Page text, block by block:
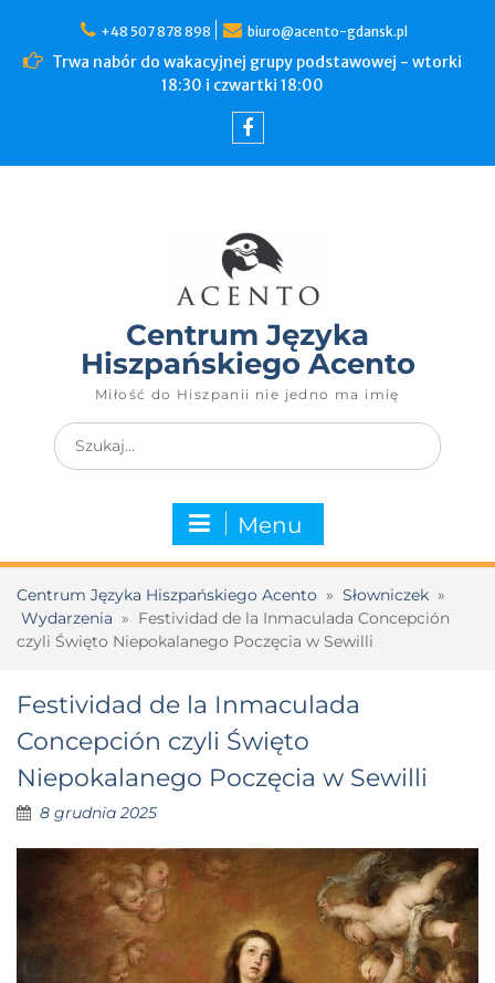
+48 507 878 898 biuro@acento-gdansk.pl
Trwa nabór do wakacyjnej grupy podstawowej - wtorki
18:30 i czwartki 18:00
Centrum Języka
Hiszpańskiego Acento
Miłość do Hiszpanii nie jedno ma imię
Menu
Centrum Języka Hiszpańskiego Acento » Słowniczek »
Wydarzenia » Festividad de la Inmaculada Concepción
czyli Święto Niepokalanego Poczęcia w Sewilli
Festividad de la Inmaculada
Concepción czyli Święto
Niepokalanego Poczęcia w Sewilli
8 grudnia 2025